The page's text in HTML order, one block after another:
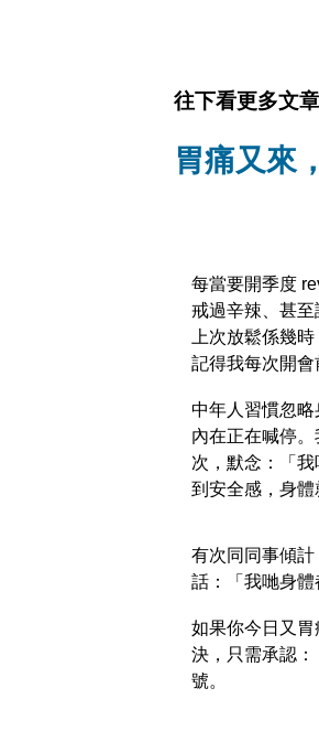
往下看更多文章
胃痛又來
每當要開季度
戒過辛辣、甚
上次放鬆係幾
記得我每次開
中年人習慣忽
內在正在喊停
次，默念：「
到安全感，身體
有次同同事傾
話：「我哋身體
如果你今日又
決，只需承認
號。